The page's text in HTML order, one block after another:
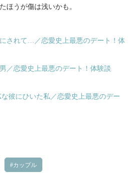
ほうが傷は浅いかも。
されて…／恋愛史上最悪のデート！体
／恋愛史上最悪のデート！体験談
彼にひいた私／恋愛史上最悪のデー
カップル